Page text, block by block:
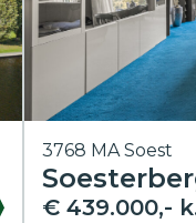
3768 MA Soest
€ 439.000,-